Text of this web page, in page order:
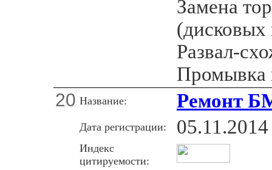
Замена
Развал-
Промывка
20 Название: Ремонт
Дата регистрации: 05.11.2014
Индекс
цитируемости: